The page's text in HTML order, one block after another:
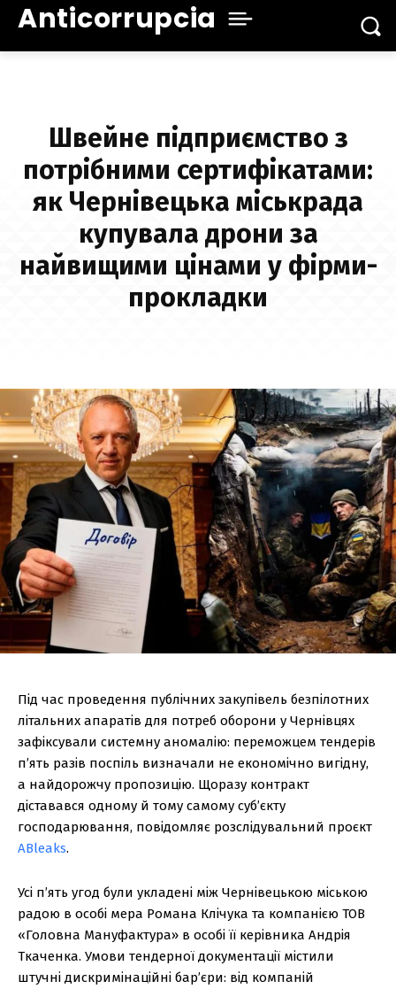
Anticorrupcia
Швейне підприємство з
потрібними сертифікатами:
як Чернівецька міськрада
купувала дрони за
найвищими цінами у фірми-
прокладки
Під час проведення публічних закупівель безпілотних
літальних апаратів для потреб оборони у Чернівцях
зафіксували системну аномалію: переможцем тендерів
п’ять разів поспіль визначали не економічно вигідну,
а найдорожчу пропозицію. Щоразу контракт
діставався одному й тому самому суб’єкту
господарювання, повідомляє розслідувальний проєкт
ABleaks.
Усі п’ять угод були укладені між Чернівецькою міською
радою в особі мера Романа Клічука та компанією ТОВ
«Головна Мануфактура» в особі її керівника Андрія
Ткаченка. Умови тендерної документації містили
штучні дискримінаційні бар’єри: від компаній